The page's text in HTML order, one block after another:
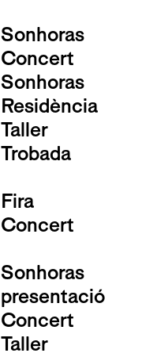
Sonhoras
Concert
Sonhoras
Residència
Taller
Trobada
Fira
Concert
Sonhoras
presentació
Concert
Taller